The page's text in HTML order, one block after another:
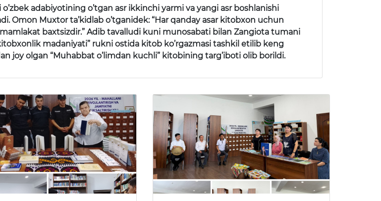
adabiyotining o’tgan asr ikkinchi yarmi va yangi asr boshlanishi
Omon Muxtor ta’kidlab o’tganidek: “Har qanday asar kitobxon uchun
baxtsizdir.” Adib tavalludi kuni munosabati bilan Zangiota tumani
madaniyati” rukni ostida kitob ko’rgazmasi tashkil etilib keng
joy olgan “Muhabbat o’limdan kuchli” kitobining targ’iboti olib borildi.